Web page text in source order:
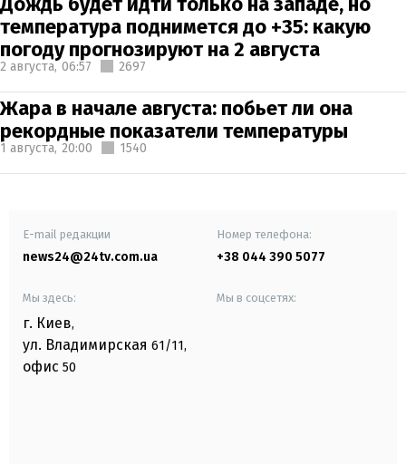
температура поднимется до +35: какую
погоду прогнозируют на 2 августа
2 августа, 06:57 2697
Жара в начале августа: побьет ли она
рекордные показатели температуры
1 августа, 20:00 1540
E-mail редакции
news24@24tv.com.ua
Номер телефона:
+38 044 390 5077
Мы здесь:
г. Киев,
ул. Владимирская 61/11,
офис 50
Мы в соцсетях: